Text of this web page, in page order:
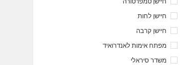
חיישן לחות
חיישן קרבה
מפתח אימות לאנדרואיד
משדר סיראלי